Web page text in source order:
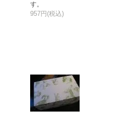
す。
957円(税込)